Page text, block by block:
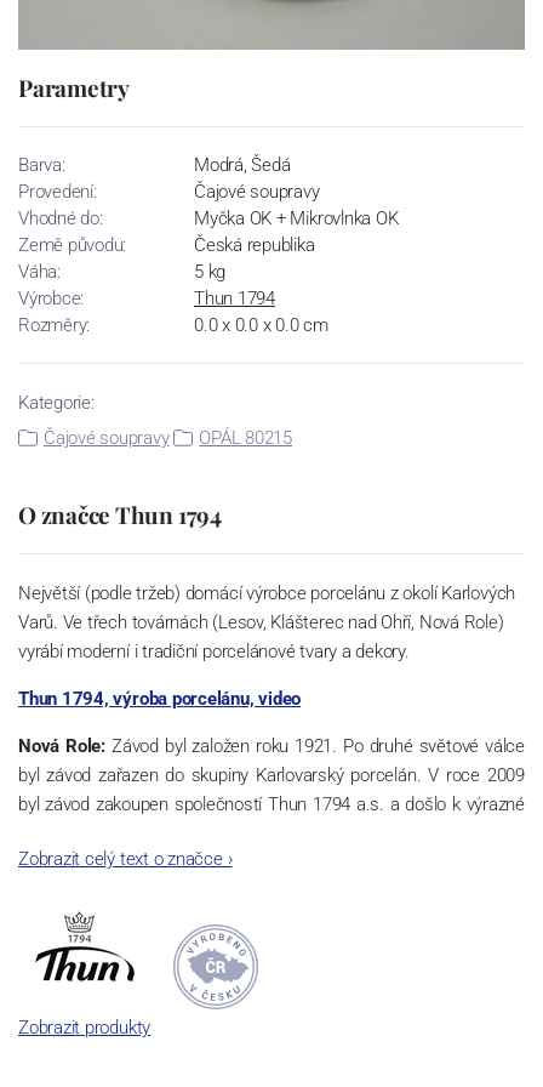
Parametry
Barva:
Modrá, Šedá
Provedení:
Čajové soupravy
Vhodné do:
Myčka OK + Mikrovlnka OK
Země původu:
Česká republika
Váha:
5 kg
Výrobce:
Thun 1794
Rozměry:
0.0 x 0.0 x 0.0 cm
Kategorie:
Čajové soupravy
OPÁL 80215
O značce Thun 1794
Největší (podle tržeb) domácí výrobce porcelánu z okolí Karlových
Varů. Ve třech továrnách (Lesov, Klášterec nad Ohří, Nová Role)
vyrábí moderní i tradiční porcelánové tvary a dekory.
Thun 1794, výroba porcelánu, video
Nová Role: Závod byl založen roku 1921. Po druhé světové válce
byl závod zařazen do skupiny Karlovarský porcelán. V roce 2009
byl závod zakoupen společností Thun 1794 a.s. a došlo k výrazné
společnosti a v jejím areálu jsou umístěny i provoz servis a výroba
a ve své výrobě navazuje na více jak 220-letou tradici výroby
porcelánu. Kapacita tohoto závodu je 3.500 - 4.000 tun ročně,
závod je vybaven moderními technologickými zařízeními -
isostatické lisy, tlakové lití, glazovací komplex, rychlovýpalná pec,
komorová pec, vtavná dekorační pec. Závod nabízí své výrobky jak
Zobrazit celý text o značce›
Zobrazit produkty